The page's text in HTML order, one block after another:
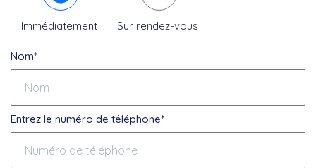
Immédiatement Sur rendez-vous
Nom*
Entrez le numéro de téléphone*